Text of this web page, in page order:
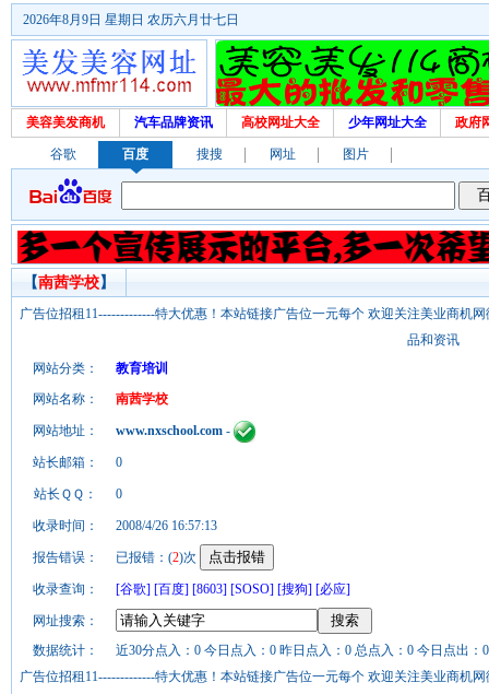
2026年8月9日 星期日 农历六月廿七日
美容美发商机 汽车品牌资讯 高校网址大全 少年网址大全 政府
谷歌 百度 搜搜 网址 图片
【南茜学校】
广告位招租11-------------特大优惠！本站链接广告位一元每个 欢迎关注美业商机
品和资讯
网站分类：
教育培训
网站名称：
南茜学校
网站地址： www.nxschool.com -
站长邮箱： 0
站长ＱＱ： 0
收录时间： 2008/4/26 16:57:13
报告错误： 已报错：(2)次
收录查询： [谷歌] [百度] [8603] [SOSO] [搜狗] [必应]
网址搜索：
数据统计：
近30分点入：0 今日点入：0 昨日点入：0 总点入：0 今日点出：
广告位招租11-------------特大优惠！本站链接广告位一元每个 欢迎关注美业商机